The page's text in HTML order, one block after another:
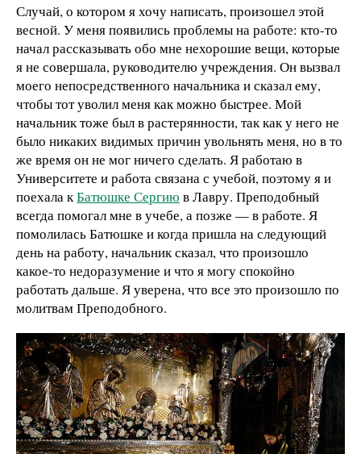
Случай, о котором я хочу написать, произошел этой
весной. У меня появились проблемы на работе: кто-то
начал рассказывать обо мне нехорошие вещи, которые
я не совершала, руководителю учреждения. Он вызвал
моего непосредственного начальника и сказал ему,
чтобы тот уволил меня как можно быстрее. Мой
начальник тоже был в растерянности, так как у него не
было никаких видимых причин увольнять меня, но в то
же время он не мог ничего сделать. Я работаю в
Университете и работа связана с учебой, поэтому я и
поехала кБатюшке Сергию в Лавру. Преподобный
всегда помогал мне в учебе, а позже — в работе. Я
помолилась Батюшке и когда пришла на следующий
день на работу, начальник сказал, что произошло
какое-то недоразумение и что я могу спокойно
работать дальше. Я уверена, что все это произошло по
молитвам Преподобного.